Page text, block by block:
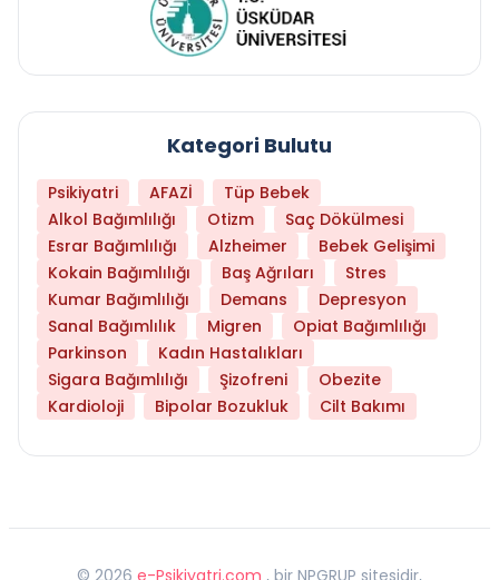
Kategori Bulutu
Psikiyatri AFAZİ
Tüp Bebek
Alkol Bağımlılığı
Otizm
Saç Dökülmesi
Esrar Bağımlılığı
Alzheimer
Bebek Gelişimi
Kokain Bağımlılığı
Baş Ağrıları
Stres
Kumar Bağımlılığı
Demans
Depresyon
Sanal Bağımlılık
Migren
Opiat Bağımlılığı
Parkinson
Kadın Hastalıkları
Sigara Bağımlılığı
Şizofreni
Obezite
Kardioloji
Bipolar Bozukluk Cilt Bakımı
© 2026 e-Psikiyatri.com , bir NPGRUP sitesidir,